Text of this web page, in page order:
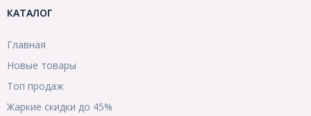
КАТАЛОГ
Главная
Новые товары
Топ продаж
Жаркие скидки до 45%